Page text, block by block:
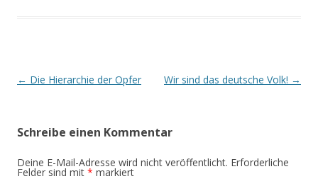
Beitrags-
← Die Hierarchie der Opfer Wir sind das deutsche Volk! →
Schreibe einen Kommentar
Deine E-Mail-Adresse wird nicht veröffentlicht. Erforderliche
Felder sind mit * markiert